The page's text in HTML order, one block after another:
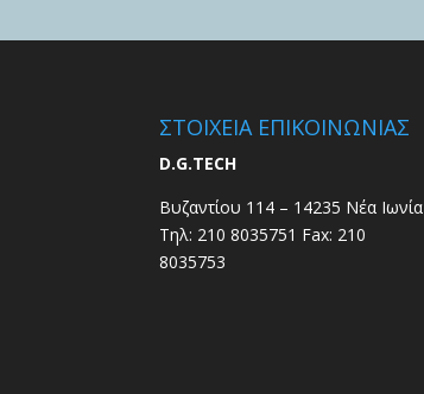
ΣΤΟΙΧΕΙΑ ΕΠΙΚΟΙΝΩΝΙΑΣ
D.G.TECH
Βυζαντίου 114 – 14235 Νέα Ιωνία
Τηλ: 210 8035751 Fax: 210
8035753